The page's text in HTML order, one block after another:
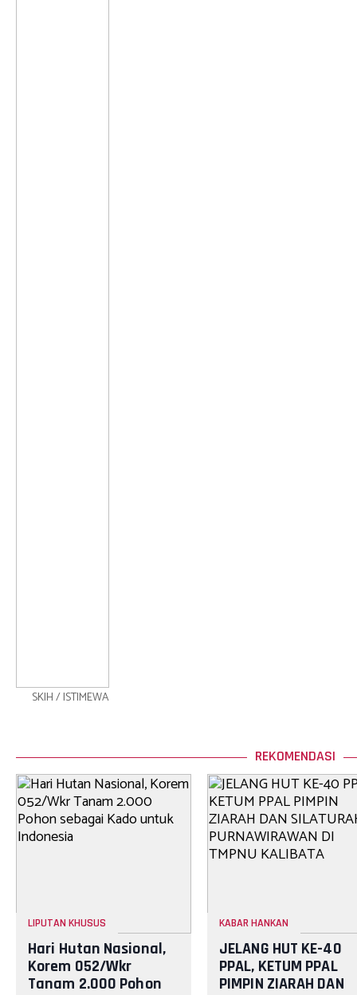
SKIH / ISTIMEWA
REKOMENDASI
LIPUTAN KHUSUS
Hari Hutan Nasional,
Korem 052/Wkr
Tanam 2.000 Pohon
KABAR HANKAN
JELANG HUT KE-40
PPAL, KETUM PPAL
PIMPIN ZIARAH DAN